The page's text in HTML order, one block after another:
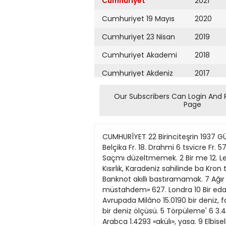
Cumhuriyet 19 Mayıs
Cumhuriyet 23 Nisan
Cumhuriyet Akademi
Cumhuriyet Akdeniz
Cumhuriyet Alışveriş
Cumhuriyet Ankara
Cumhuriyet Büyük
Taaruz
Cumhuriyet
Cumartesi
Cumhuriyet Çevre
2020
2019
2018
2017
2016
2015
2013
2012
2011
2010
2009
Our Subscribers Can Login And
Page
CUMHURÎYET 22 Birinciteşrin 1937 GÜNÜN BULMACAS1 1 2 3 4 5 6 8 FABÜıLAR Acıli9 2 625. 1 Sterlin 123. Dolar 8 80. Frank 4 100. Liret 6 80. Belçika Fr. 18. Drahmi 6 tsvicre Fr. 570. 1 20. Leva 8 65. Florin 74. Kron Çek i 21. Silin Avusturya 26. Mark 20. Zloti Soldan sağa: 21. Pensro 1 Saçmı düzeltmemek. 2 Bir me 12. Ley muru yerinden çıkarmaklık, bir cins şekerleme. 3 Bir cins köpek, suya kalbolmak48. Dinar lık. 4 Kısırlık, Karadeniz sahilinde ba Kron tsvec 30. züarmın kendllerine yanlış olarak verdik1068. AJtın leri isim. 5 Bir işaret zamiri. 6 Adam263. Banknot akıllı bastıramamak. 7 Ağır ve çirkin, cüCEE L E R ve. 8 Bir edat, buyük tas. 9 EvinfcıAcıhş sımlarından, arabca «kadm müstahdem» 627. Londra 10 Bir edat, küpile meşhur bir kasabamız. 0.79 NewYorb Yukarıdan aşağıya: 23.34 Paris 1 Romanya Başvekili. 2 Avrupada Milâno 15.0190 bir deniz, fazla. 3 Muvafakat, parça, e Briiksel 4.6825 şeğin çıkardığı ses. 4 Bir ticaret muame87.1610 Atina lesi, bir deniz ölçüsü. 5 Törpüleme' 6 3.4288 Vasıta, alfabede bir harfin okunuşu. 7 Cenevre Sofva 63.7958 Bir renk, tecrube etmeklik. 8 Arabca 1.4293 «akülı», yasa. 9 Elbiselik, nota. 10 Amsterd. 22.5775 Prag Müsaade almış, pehlivanların mecburen kullandıkları bir tabir. 4.1866 Vîvana Evvelki bnlmacanın halledümiş şekli 12.60 Madrid 1.9675 Berlin 2 3 4 5 10 4.1866 Varşova r BİAİRİAİKİAİLİA R 3 t15 Budapeşte 1 107.1770 Bükre9 OİDİUİN • İGİAİB AİS 34.41 Belgrad RİA HİA TİB Llî MİA 2.74 Yokohama 20.305 Moskova M •İD İİN AİM İ T 3.0933 Stokholm S 0 BİAİBİAİZİlı Ç ! E S EA M L • İR AİDİA L EİT Acılıs 11.40 Aslan cimento L İ U TİA N A N tSTÎK R AZL A EİT E A BA Acılıs N E T E Kll M V E Türk bor. I vadeli 13.75 13.525 » 11 Pe<rin lo KİAİR AİL A M AİKı tstikrazı DaMlî 99 1 • • • 10 İst. Borsası 21/10/937 Kapanış 630. 127. 88. 105. ] 84. 23. 580. 23. 70. 84. 23. 29.50 22.50 25. 14. 52. 32. i 10(59. ' 264. Kapanış 627. 0 7890 23.3375 15.0160 4.6825 87.1610 3.4275 63.7958 1.4290 22.5775 U8S6 12.60 1.9675 4.1866 3.995 107.1770 34.41 2.74 20.305 3.0933 Kapanış 11. R KaDanıs 13.80 13.525 99. ••• • • • 1 • • • SÜMER BANK Umum MOdürlüOünden: Bankamız tarafından muhtelif fen şubelerinde yüksek tahsil ettirilmek üzere Avıupaya gönderilecek lise mezunlannın müsabaka imtihanları İstanbul Ünivers:tesi Fen Fakültesi profesörleri tarafından yapılmış ve aşağıda müracaat kayid numaralarile isimleri yazılı olanların imtihanı kazandıkları tesbit edilmiştir. Bunlann muameleleri ikmal edilmek üzere, derhal Ankarada Bankamız Umum Müdürlüğünde M. E. şubesine ve İstanbulda Bankamız İstanbul Şubesi Müdürlüğüne müracaatleri. Kayid numarası 84